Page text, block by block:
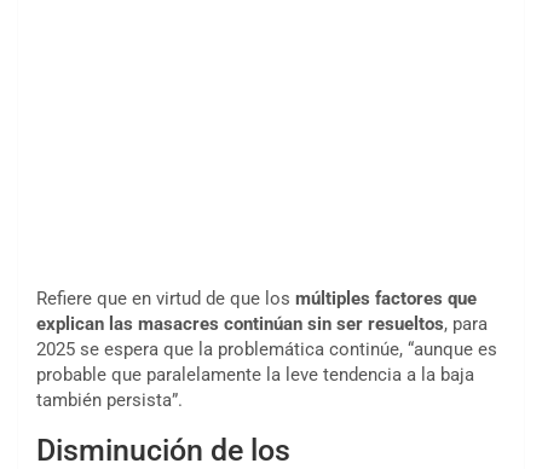
Refiere que en virtud de que los múltiples factores que
explican las masacres continúan sin ser resueltos, para
2025 se espera que la problemática continúe, “aunque es
probable que paralelamente la leve tendencia a la baja
también persista”.
Disminución de los